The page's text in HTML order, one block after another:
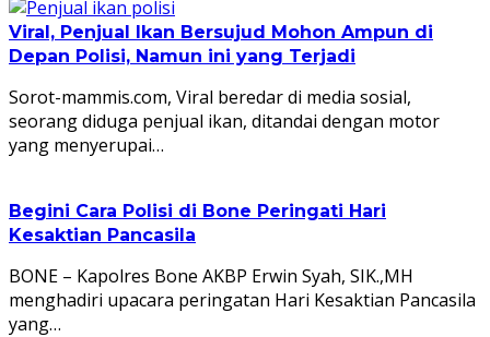
Viral, Penjual Ikan Bersujud Mohon Ampun di
Depan Polisi, Namun ini yang Terjadi
Sorot-mammis.com, Viral beredar di media sosial,
seorang diduga penjual ikan, ditandai dengan motor
yang menyerupai…
Begini Cara Polisi di Bone Peringati Hari
Kesaktian Pancasila
BONE – Kapolres Bone AKBP Erwin Syah, SIK.,MH
menghadiri upacara peringatan Hari Kesaktian Pancasila
yang…